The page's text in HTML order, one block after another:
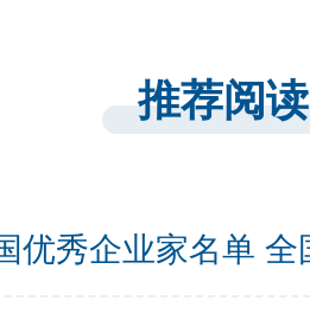
推荐阅读
秀企业家名单 全国优秀企